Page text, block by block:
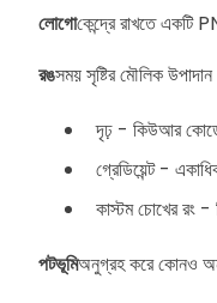
লোগোকেন্দ্রে রাখতে
রঙসময় সৃষ্টির মৌলিক
দৃঢ় - কিউআর
গ্রেডিয়েন্ট -
কাস্টম চোখের রং
পটভূমিঅনুগ্রহ করে কোনও